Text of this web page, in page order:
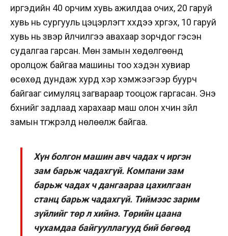
иргэдийн 40 орчим хувь ажилдаа очих, 20 гаруй
хувь нь сургууль цэцэрлэгт хүүхдээ хүргэх, 10 гаруй
хувь нь үзвэр үйлчилгээ авахаар зорчдог гэсэн
судалгаа гарсан. Мөн замын хөдөлгөөнд
оролцож байгаа машины тоо хэдэн хувиар
өсөхөд дундаж хурд хэр хэмжээгээр буурч
байгааг симуляц загвараар тооцож гаргасан. Энэ
бүхнийг задлаад харахаар маш олон хүчин зүйл
замын түгжрэлд нөлөөлж байгаа.
Хүн болгон машин авч чадах ч иргэн
зам барьж чадахгүй. Компани зам
барьж чадах ч дангаараа цахилгаан
станц барьж чадахгүй. Тиймээс зарим
зүйлийг төр л хийнэ. Төрийн цаана
чухамдаа байгууллагууд бий бөгөөд